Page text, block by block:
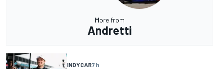
More from
Andretti
INDYCAR7 h